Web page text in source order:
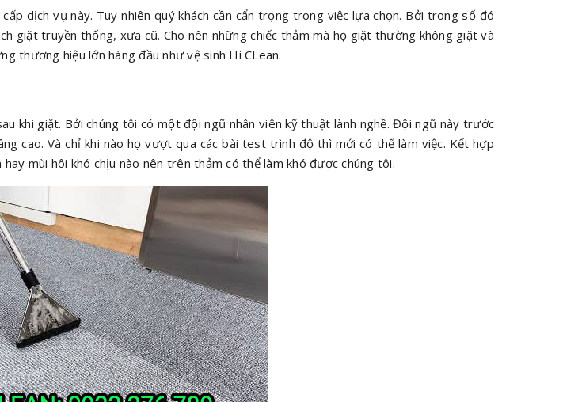
dịch vụ này. Tuy nhiên quý khách cần cẩn trọng trong việc lựa chọn. Bởi trong số đó
giặt truyền thống, xưa cũ. Cho nên những chiếc thảm mà họ giặt thường không giặt và
thương hiệu lớn hàng đầu như vệ sinh Hi CLean.
khi giặt. Bởi chúng tôi có một đội ngũ nhân viên kỹ thuật lành nghề. Đội ngũ này trước
cao. Và chỉ khi nào họ vượt qua các bài test trình độ thì mới có thể làm việc. Kết hợp
mùi hôi khó chịu nào nên trên thảm có thể làm khó được chúng tôi.